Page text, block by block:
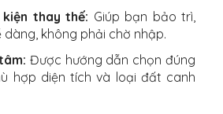
kiện thay thế: Giúp bạn bảo trì,
dàng, không phải chờ nhập.
Được hướng dẫn chọn đúng
hợp diện tích và loại đất canh